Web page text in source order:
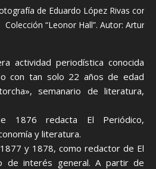
de Eduardo López Rivas con
Colección “Leonor Hall”. Autor: Arturo
actividad periodística conocida
con tan solo 22 años de edad
semanario de literatura,
1876 redacta El Periódico,
y literatura.
y 1878, como redactor de El
de interés general. A partir de